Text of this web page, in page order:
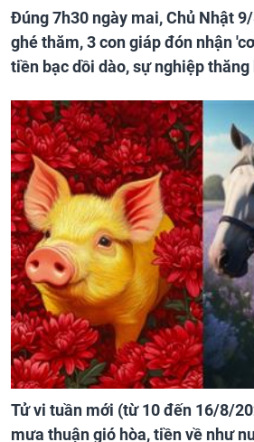
Đúng 7h30 ngày mai, Chủ Nhật
ghé thăm, 3 con giáp đón nhận
tiền bạc dồi dào, sự nghiệp thăng
Tử vi tuần mới (từ 10 đến 16/8/
mưa thuận gió hòa, tiền về như